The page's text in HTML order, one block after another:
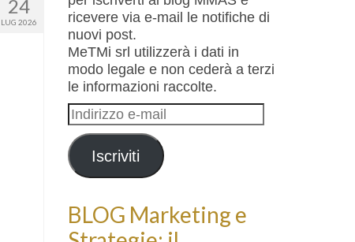
24
LUG 2026
ricevere via e-mail le notifiche di
nuovi post.
MeTMi srl utilizzerà i dati in
modo legale e non cederà a terzi
le informazioni raccolte.
Indirizzo
e-
mail
Iscriviti
BLOG Marketing e